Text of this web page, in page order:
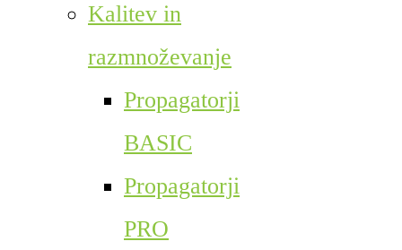
Kalitev in
razmnoževanje
Propagatorji
BASIC
Propagatorji
PRO